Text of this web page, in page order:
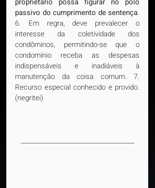
passivo do cumprimento de sentença.
6. Em regra, deve prevalecer o
interesse da coletividade dos
condôminos, permitindo-se que o
condomínio receba as despesas
indispensáveis e inadiáveis à
manutenção da coisa comum. 7.
Recurso especial conhecido e provido.
(negritei)
_______________________________________